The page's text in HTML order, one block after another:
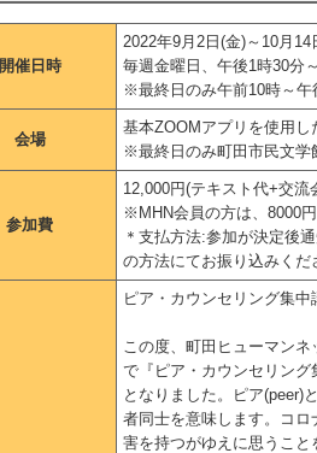
開催日時
2022年9月2日(金)～10月14
毎週金曜日、午後1時30分
※最終日のみ午前10時～午
会場
基本ZOOMアプリを使用し
※最終日のみ町田市民文学
参加費
12,000円(テキスト代+交流
※MHN会員の方は、8000
＊支払方法:参加が決定後
の方法にてお振り込みくだ
ピア・カウンセリング集中
この度、町田ヒューマン
で『ピア・カウンセリング
となりました。ピア(peer)
者同士を意味します。コ
害を持つがゆえに思うこ